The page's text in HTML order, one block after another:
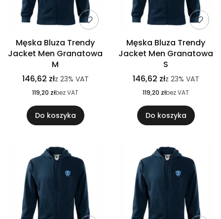
Męska Bluza Trendy
Jacket Men Granatowa
M
146,62 złz 23% VAT
119,20 złbez VAT
Do koszyka
Męska Bluza Trendy
Jacket Men Granatowa
S
146,62 złz 23% VAT
119,20 złbez VAT
Do koszyka